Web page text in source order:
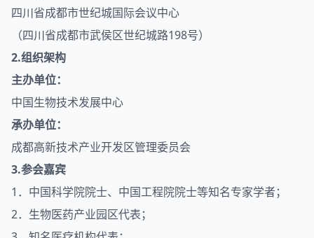
四川省成都市世纪城国际会议中心
（四川省成都市武侯区世纪城路198号）
2.组织架构
主办单位：
中国生物技术发展中心
承办单位：
成都高新技术产业开发区管理委员会
3.参会嘉宾
1．中国科学院院士、中国工程院院士等知名专家学者；
2．生物医药产业园区代表；